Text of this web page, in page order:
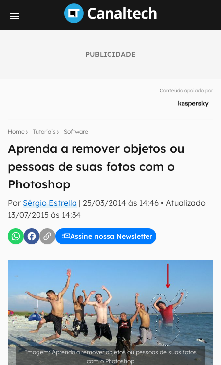
PUBLICIDADE
Conteúdo apoiado por
Home Tutoriais Software
Aprenda a remover objetos ou
pessoas de suas fotos com o
Photoshop
Por Sérgio Estrella | 25/03/2014 às 14:46 • Atualizado
13/07/2015 às 14:34
Assine nossa Newsletter
notícias e reviews sobre tecnologia em primeira
inscreva-se
Uso e Política de Privacidade do Canaltech.
Aprenda a remover objetos ou pessoas de suas fotos
com o Photoshop